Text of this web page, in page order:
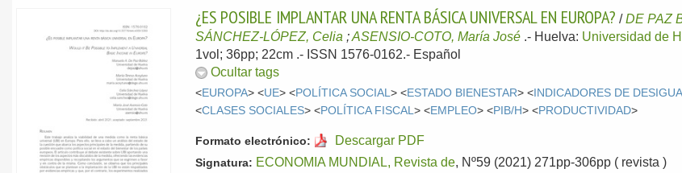
¿ES POSIBLE IMPLANTAR UNA RENTA BÁSICA UNIVERSAL EN EUROPA? /DE PAZ
SÁNCHEZ-LÓPEZ, Celia ;ASENSIO-COTO, María José .- Huelva: Universidad de
1vol; 36pp; 22cm .- ISSN 1576-0162.- Español
Ocultar tags
<EUROPA> <UE> <POLÍTICA SOCIAL> <ESTADO BIENESTAR> < INDICADORES DE
<CLASES SOCIALES> <POLÍTICA FISCAL> <EMPLEO> <PIB/H> <PRODUCTIVIDAD>
Formato electrónico: Descargar PDF
Signatura: ECONOMIA MUNDIAL, Revista de, Nº59 (2021) 271pp-306pp ( revista )